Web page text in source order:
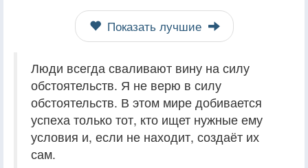
Показать лучшие
Люди всегда сваливают вину на силу
обстоятельств. Я не верю в силу
обстоятельств. В этом мире добивается
успеха только тот, кто ищет нужные ему
условия и, если не находит, создаёт их
сам.